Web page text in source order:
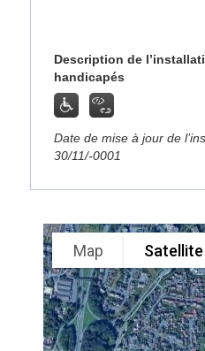
Description de
handicapés
Date de mise à jour de
30/11/-0001
Map Satellite